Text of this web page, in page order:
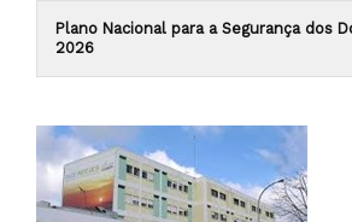
Plano Nacional para a Segurança dos
2026